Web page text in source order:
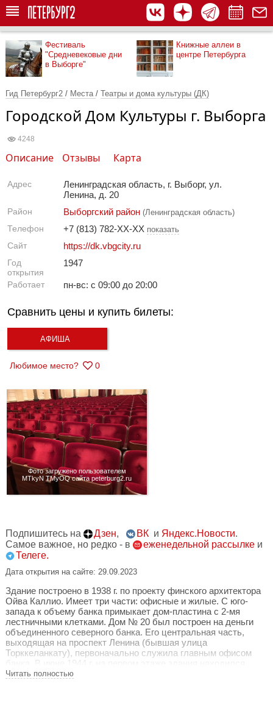
Фестиваль
"Средневековые дни
в Выборге"
Книжные аллеи в
центре Петербурга
Гид Петербург2 / Места / Театры и дома культуры (ДК)
Городской Дом Культуры г. Выборга
4248
Описание Отзывы Карта
Адрес
Ленинградская область, г. Выборг, ул.
Ленина, д. 20
Район Выборгский район (Ленинградская область)
Телефон +7 (813) 782-XX-XX показать
Сайт https://dk.vbgcity.ru
Год
открытия
1947
Работает пн-вс: с 09:00 до 20:00
Сравнить цены и купить билеты:
АФИША
Любимое место? 0
Фото загружено пользователем
MTkyN TMyOQ сайта peterburg2.ru
Подпишитесь на Дзен, ВК и Яндекс.Новости.
Самое важное, но редко - в
еженедельной рассылке и
Телеге.
Дата открытия на сайте: 29.09.2023
Здание построено в 1938 г. по проекту финского архитектора
Ойва Каллио. Имеет три части: офисные и жилые. С юго-
запада к объему банка примыкает дом-пластина с 2-мя
лестничными клетками. Дом № 20 был построен на деньги
объединенного северного банка. Его центральная часть,
выходящая на проспект Ленина (бывшая улица
Торккеланкату), первоначально служила главным офисом
банка. В июне 1944 г. на первом этаже здания находился
военный штаб частей финской армии, оборонявших Выборг.
Читать полностью